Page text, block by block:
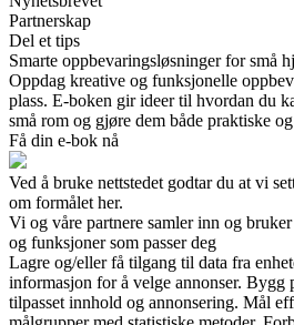
Partnerskap
Del et tips
Smarte oppbevaringsløsninger for små
Oppdag kreative og funksjonelle
plass. E-boken gir ideer til hvordan du
små rom og gjøre dem både praktiske
Få din e-bok nå
Ved å bruke nettstedet godtar du at vi
om formålet her.
Vi og våre partnere samler inn og
og funksjoner som passer deg
Lagre og/eller få tilgang til data fra
informasjon for å velge annonser.
tilpasset innhold og annonsering. Mål